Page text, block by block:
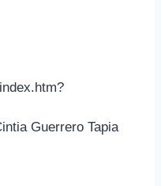
Guerrero Tapia